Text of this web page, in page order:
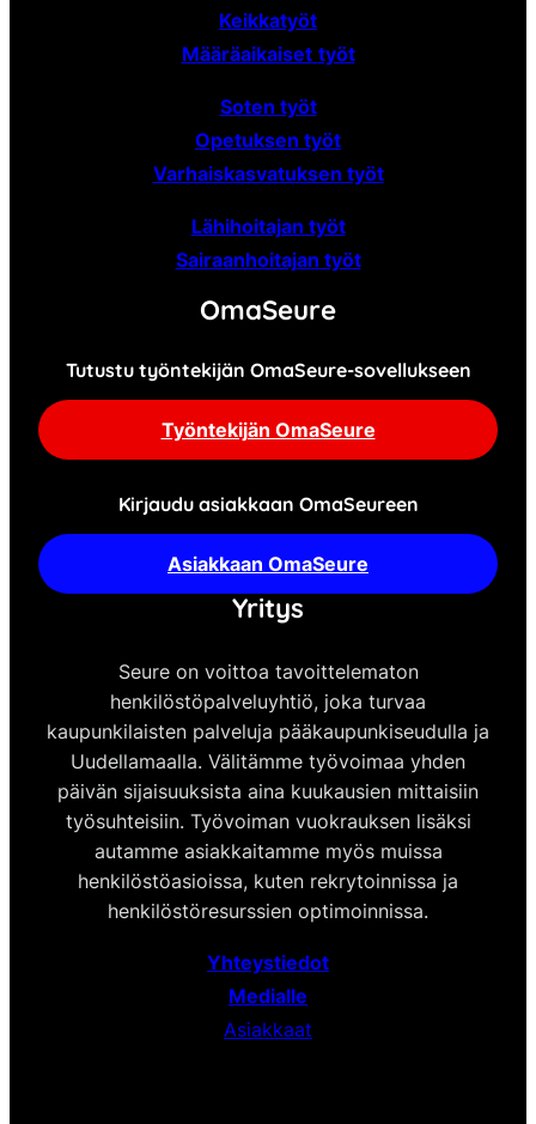
Keikkatyöt
Määräaikaiset työt
Soten työt
Opetuksen työt
Varhaiskasvatuksen työt
Lähihoitajan työt
Sairaanhoitajan työt
OmaSeure
Tutustu työntekijän OmaSeure-sovellukseen
Työntekijän OmaSeure
Kirjaudu asiakkaan OmaSeureen
Asiakkaan OmaSeure
Yritys
Seure on voittoa tavoittelematon
henkilöstöpalveluyhtiö, joka turvaa
kaupunkilaisten palveluja pääkaupunkiseudulla ja
Uudellamaalla. Välitämme työvoimaa yhden
päivän sijaisuuksista aina kuukausien mittaisiin
työsuhteisiin. Työvoiman vuokrauksen lisäksi
autamme asiakkaitamme myös muissa
henkilöstöasioissa, kuten rekrytoinnissa ja
henkilöstöresurssien optimoinnissa.
Yhteystiedot
Medialle
Asiakkaat